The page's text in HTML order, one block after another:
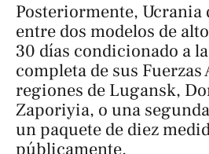
Posteriormente, Ucrania
entre dos modelos de
30 días condicionado a
completa de sus Fuerzas
regiones de Lugansk,
Zaporiyia, o una
un paquete de diez
públicamente.